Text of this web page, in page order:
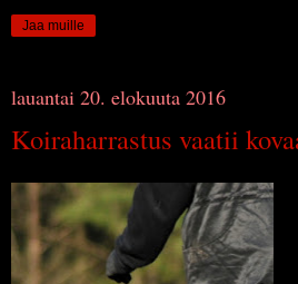
Jaa muille
lauantai 20. elokuuta 2016
Koiraharrastus vaatii